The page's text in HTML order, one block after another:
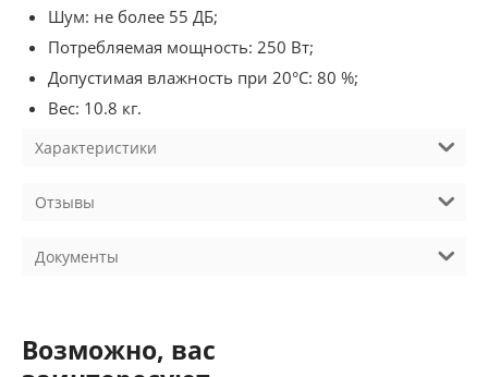
Шум: не более 55 ДБ;
Потребляемая мощность: 250 Вт;
Допустимая влажность при 20°C: 80 %;
Вес: 10.8 кг.
Характеристики
Отзывы
Документы
Возможно, вас